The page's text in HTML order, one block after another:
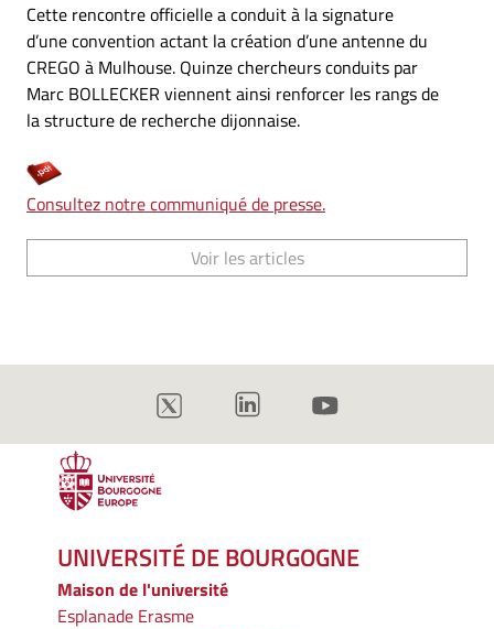
Cette rencontre officielle a conduit à la signature
d’une convention actant la création d’une antenne du
CREGO à Mulhouse. Quinze chercheurs conduits par
Marc BOLLECKER viennent ainsi renforcer les rangs de
la structure de recherche dijonnaise.
Consultez notre communiqué de presse.
Voir les articles
UNIVERSITÉ DE BOURGOGNE
Maison de l'université
Esplanade Erasme